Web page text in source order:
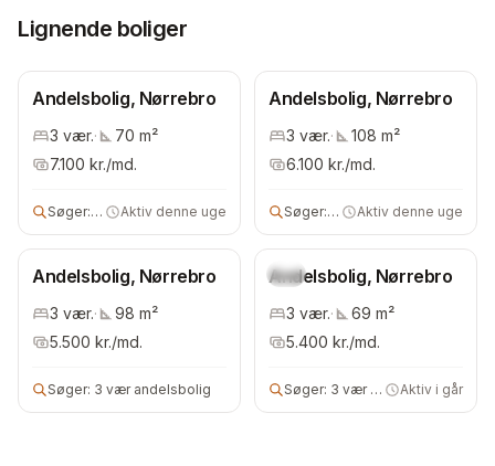
Lignende boliger
Andelsbolig, Nørrebro
3 vær.· 70 m²
7.100 kr./md.
Søger:3 vær andels- eller ejerbolig
Aktiv denne uge
Andelsbolig, Nørrebro
3 vær.· 108 m²
6.100 kr./md.
Søger:3 vær bolig
Aktiv denne uge
Andelsbolig, Nørrebro
3 vær.· 98 m²
5.500 kr./md.
Søger: 3 vær andelsbolig
Ny
Andelsbolig, Nørrebro
3 vær.· 69 m²
5.400 kr./md.
Søger: 3 vær andelsbolig Aktiv i går